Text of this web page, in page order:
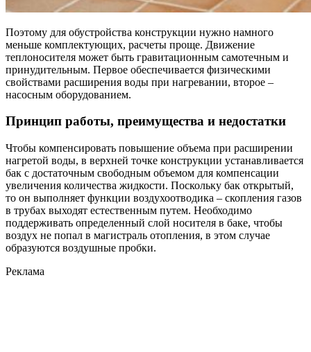
Поэтому для обустройства конструкции нужно намного
меньше комплектующих, расчеты проще. Движение
теплоносителя может быть гравитационным самотечным и
принудительным. Первое обеспечивается физическими
свойствами расширения воды при нагревании, второе –
насосным оборудованием.
Принцип работы, преимущества и недостатки
Чтобы компенсировать повышение объема при расширении
нагретой воды, в верхней точке конструкции устанавливается
бак с достаточным свободным объемом для компенсации
увеличения количества жидкости. Поскольку бак открытый,
то он выполняет функции воздухоотводика – скопления газов
в трубах выходят естественным путем. Необходимо
поддерживать определенный слой носителя в баке, чтобы
воздух не попал в магистраль отопления, в этом случае
образуются воздушные пробки.
Реклама